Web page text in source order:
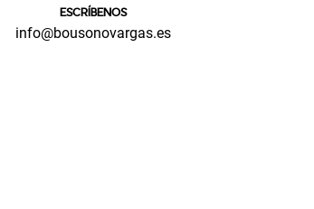
ESCRÍBENOS
info@bousonovargas.es